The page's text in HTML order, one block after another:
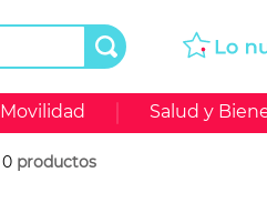
Movilidad Salud y
0 productos